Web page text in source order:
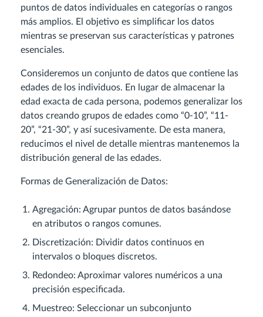
puntos de datos individuales en categorías o rangos
más amplios. El objetivo es simplificar los datos
mientras se preservan sus características y patrones
esenciales.
Consideremos un conjunto de datos que contiene las
edades de los individuos. En lugar de almacenar la
edad exacta de cada persona, podemos generalizar los
datos creando grupos de edades como “0-10”, “11-
20”, “21-30”, y así sucesivamente. De esta manera,
reducimos el nivel de detalle mientras mantenemos la
distribución general de las edades.
Formas de Generalización de Datos:
Agregación: Agrupar puntos de datos basándose
en atributos o rangos comunes.
Discretización: Dividir datos continuos en
intervalos o bloques discretos.
Redondeo: Aproximar valores numéricos a una
precisión especificada.
Muestreo: Seleccionar un subconjunto